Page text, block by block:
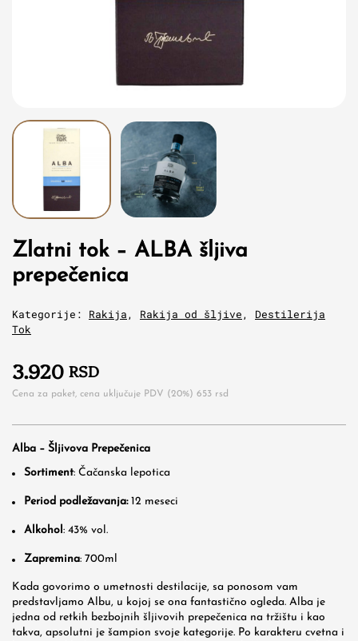
Zlatni tok – ALBA šljiva
prepečenica
Kategorije: Rakija, Rakija od šljive, Destilerija
Tok
3.920 RSD
Cena za paket, cena uključuje PDV (20%) 653 rsd
Alba – Šljivova Prepečenica
Sortiment: Čačanska lepotica
Period podležavanja:12 meseci
Alkohol: 43% vol.
Zapremina: 700ml
Kada govorimo o umetnosti destilacije, sa ponosom vam
predstavljamo Albu, u kojoj se ona fantastično ogleda. Alba je
jedna od retkih bezbojnih šljivovih prepečenica na tržištu i kao
takva, apsolutni je šampion svoje kategorije. Po karakteru cvetna i